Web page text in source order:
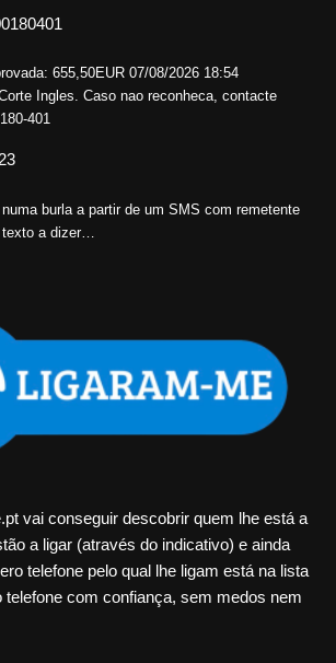
655,50EUR 07/08/2026 18:54
Ingles. Caso nao reconheca, contacte
401
burla a partir de um SMS com remetente
texto a dizer…
vai conseguir descobrir quem lhe está a
a ligar (através do indicativo) e ainda
telefone pelo qual lhe ligam está na lista
telefone com confiança, sem medos nem